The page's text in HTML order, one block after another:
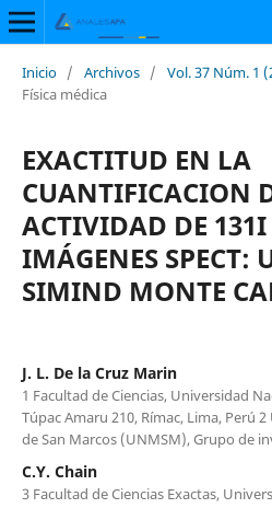
Inicio / Archivos / Vol. 37 Núm. 1
Física médica
EXACTITUD EN LA
CUANTIFICACION
ACTIVIDAD DE 131I
IMÁGENES SPECT:
SIMIND MONTE
J. L. De la Cruz Marin
1 Facultad de Ciencias, Universidad
Túpac Amaru 210, Rímac, Lima, Perú
de San Marcos (UNMSM), Grupo de
C.Y. Chain
3 Facultad de Ciencias Exactas,